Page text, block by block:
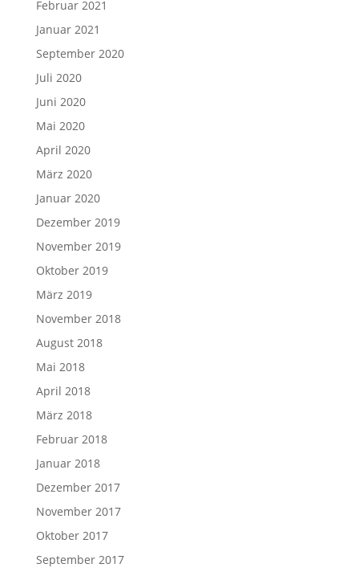
Februar 2021
Januar 2021
September 2020
Juli 2020
Juni 2020
Mai 2020
April 2020
März 2020
Januar 2020
Dezember 2019
November 2019
Oktober 2019
März 2019
November 2018
August 2018
Mai 2018
April 2018
März 2018
Februar 2018
Januar 2018
Dezember 2017
November 2017
Oktober 2017
September 2017